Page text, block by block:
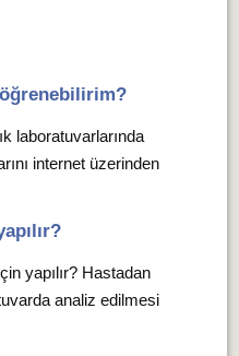
öğrenebilirim?
laboratuvarlarında
internet üzerinden
yapılır? Hastadan
analiz edilmesi